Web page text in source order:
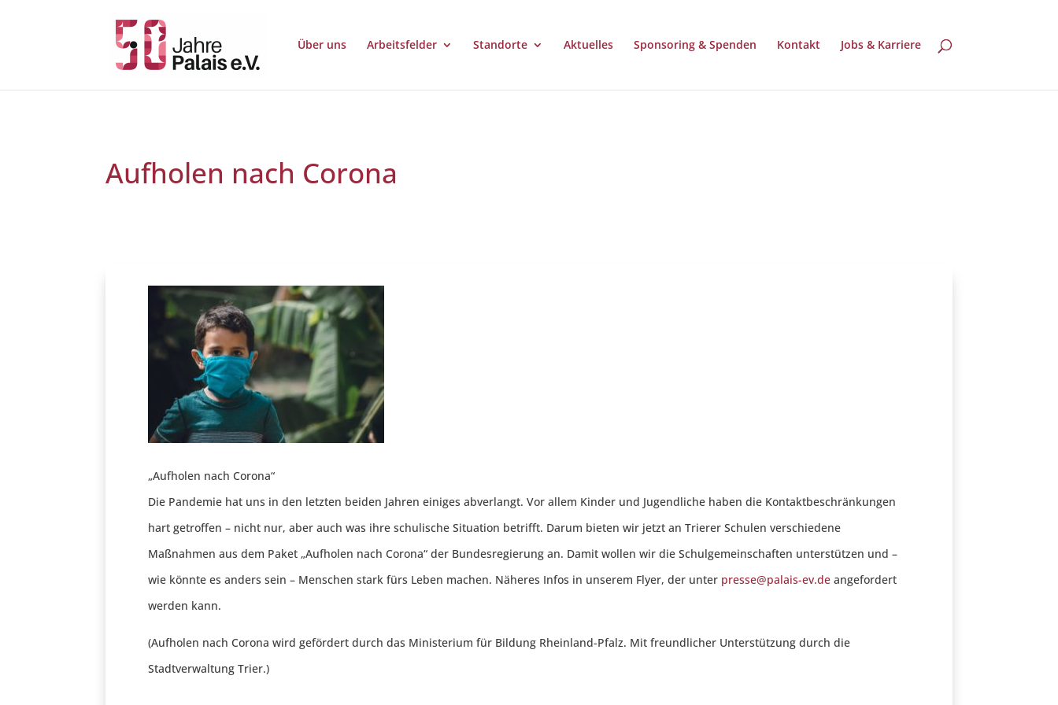
Über uns Arbeitsfelder Standorte Aktuelles Sponsoring & Spenden Kontakt Jobs & Karriere
Aufholen nach Corona
„Aufholen nach Corona“
Die Pandemie hat uns in den letzten beiden Jahren einiges abverlangt. Vor allem Kinder und Jugendliche haben die Kontaktbeschränkungen
hart getroffen – nicht nur, aber auch was ihre schulische Situation betrifft. Darum bieten wir jetzt an Trierer Schulen verschiedene
Maßnahmen aus dem Paket „Aufholen nach Corona“ der Bundesregierung an. Damit wollen wir die Schulgemeinschaften unterstützen und –
wie könnte es anders sein – Menschen stark fürs Leben machen. Näheres Infos in unserem Flyer, der unter presse@palais-ev.de angefordert
werden kann.
(Aufholen nach Corona wird gefördert durch das Ministerium für Bildung Rheinland-Pfalz. Mit freundlicher Unterstützung durch die
Stadtverwaltung Trier.)